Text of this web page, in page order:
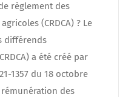
règlement des
(CRDCA) ? Le
différends
a été créé par
1357 du 18 octobre
des